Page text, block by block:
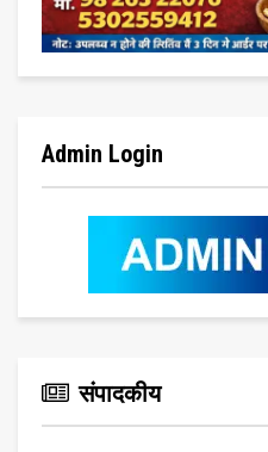
Admin Login
संपादकीय